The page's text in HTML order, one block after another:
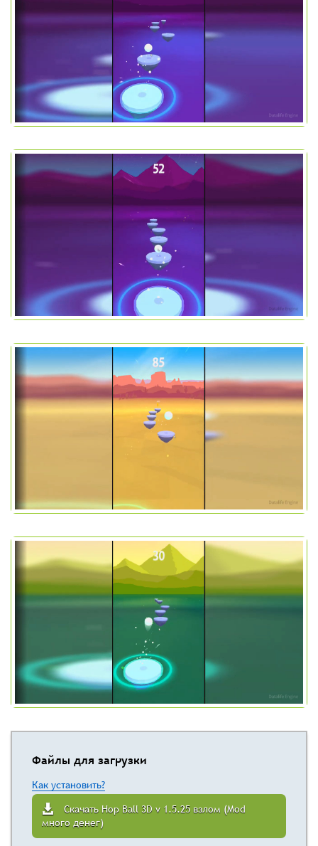
Файлы для загрузки
Как установить?
Скачать Hop Ball 3D v 1.5.25 взлом (Mod
много денег)